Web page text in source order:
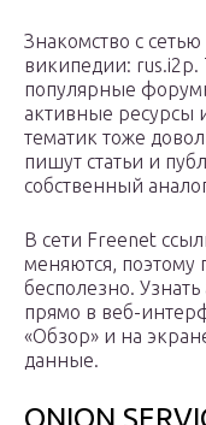
Знакомство с
википедии:
популярные
активные ресурсы
тематик тоже
пишут статьи и
собственный
В сети Freenet
меняются, поэтому
бесполезно.
прямо в веб-
«Обзор» и на
данные.